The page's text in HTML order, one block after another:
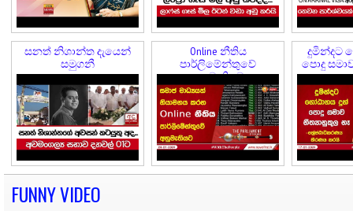
සනත් නිශාන්ත දැයෙන්
සමුගනී
Online නීතිය
පාර්ලිමේන්තුවේ
අනුමැතියට
දුමින්දට
පොදු
FUNNY VIDEO